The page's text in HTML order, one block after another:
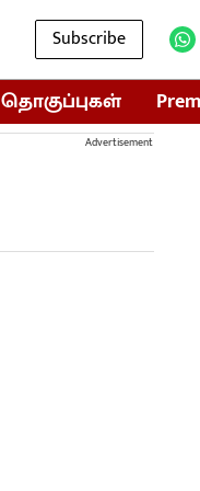
Subscribe
தொகுப்புகள்
Advertisement